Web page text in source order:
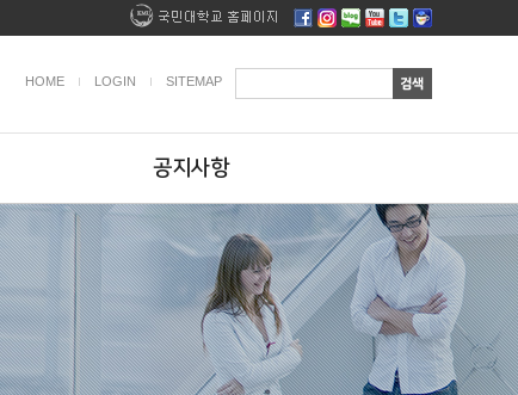
HOME LOGIN SITEMAP
공지사항